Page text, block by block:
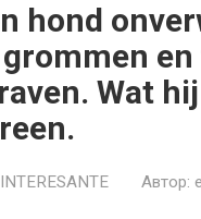
hond
Wat
INTERESANTE Автор: